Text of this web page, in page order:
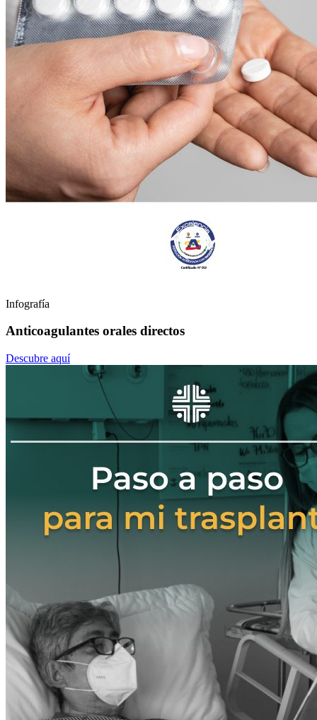
Infografía
Anticoagulantes orales directos
Descubre aquí